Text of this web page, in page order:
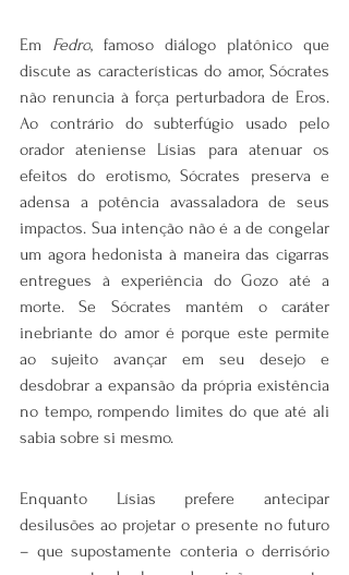
Em Fedro, famoso diálogo platônico que
discute as características do amor, Sócrates
não renuncia à força perturbadora de Eros.
Ao contrário do subterfúgio usado pelo
orador ateniense Lísias para atenuar os
efeitos do erotismo, Sócrates preserva e
adensa a potência avassaladora de seus
impactos. Sua intenção não é a de congelar
um agora hedonista à maneira das cigarras
entregues à experiência do Gozo até a
morte. Se Sócrates mantém o caráter
inebriante do amor é porque este permite
ao sujeito avançar em seu desejo e
desdobrar a expansão da própria existência
no tempo, rompendo limites do que até ali
sabia sobre si mesmo.
Enquanto Lísias prefere antecipar
desilusões ao projetar o presente no futuro
– que supostamente conteria o derrisório